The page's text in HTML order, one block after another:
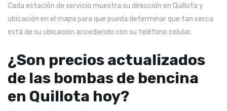
Cada estación de servicio muestra su dirección en Quillota y
ubicación en el mapa para que pueda determinar que tan cerca
está de su ubicación accediendo con su teléfono celular.
¿Son precios actualizados
de las bombas de bencina
en Quillota hoy?